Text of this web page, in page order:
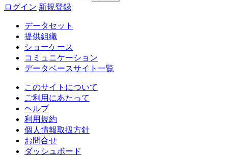
ログイン 新規登録
データセット
提供組織
ショーケース
コミュニケーション
データベースサイト一覧
このサイトについて
ご利用にあたって
ヘルプ
利用規約
個人情報取扱方針
お問合せ
ダッシュボード